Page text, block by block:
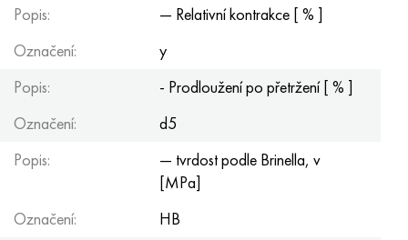
Popis:
— Relativní kontrakce [ % ]
Označení:
y
Popis:
- Prodloužení po přetržení [ % ]
Označení:
d5
Popis:
— tvrdost podle Brinella, v
[MPa]
Označení:
HB